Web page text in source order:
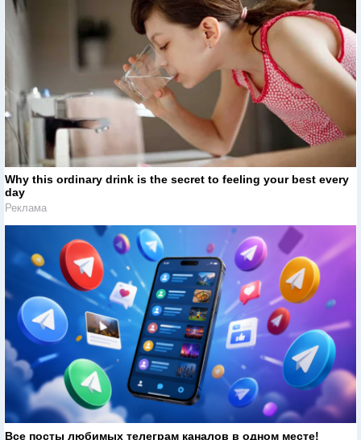
Why this ordinary drink is the secret to feeling your best every
day
Реклама
Все посты любимых телеграм каналов в одном месте!